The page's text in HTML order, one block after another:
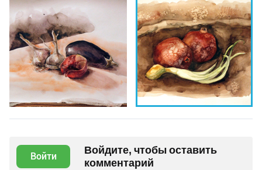
Войти
Войдите, чтобы оставить
комментарий